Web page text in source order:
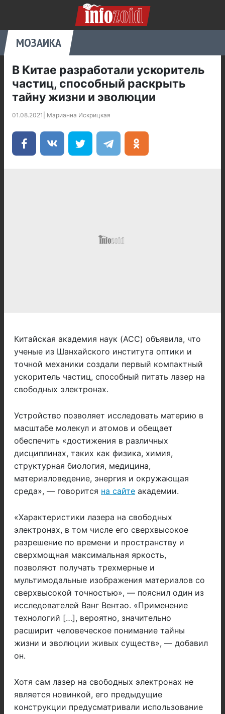
МОЗАИКА
В Китае разработали ускоритель
частиц, способный раскрыть
тайну жизни и эволюции
01.08.2021 Марианна Искрицкая
Китайская академия наук (ACC) объявила, что
ученые из Шанхайского института оптики и
точной механики создали первый компактный
ускоритель частиц, способный питать лазер на
свободных электронах.
Устройство позволяет исследовать материю в
масштабе молекул и атомов и обещает
обеспечить «достижения в различных
дисциплинах, таких как физика, химия,
структурная биология, медицина,
материаловедение, энергия и окружающая
среда», — говорится на сайте академии.
«Характеристики лазера на свободных
электронах, в том числе его сверхвысокое
разрешение по времени и пространству и
сверхмощная максимальная яркость,
позволяют получать трехмерные и
мультимодальные изображения материалов со
сверхвысокой точностью», — пояснил один из
исследователей Ванг Вентао. «Применение
технологий […], вероятно, значительно
расширит человеческое понимание тайны
жизни и эволюции живых существ», — добавил
он.
Хотя сам лазер на свободных электронах не
является новинкой, его предыдущие
конструкции предусматривали использование